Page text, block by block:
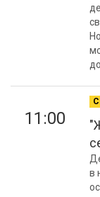
11:00
в